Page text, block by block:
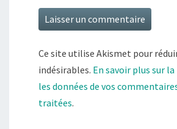
Ce site utilise Akismet pour
indésirables. En savoir plus sur
les données de vos
traitées.